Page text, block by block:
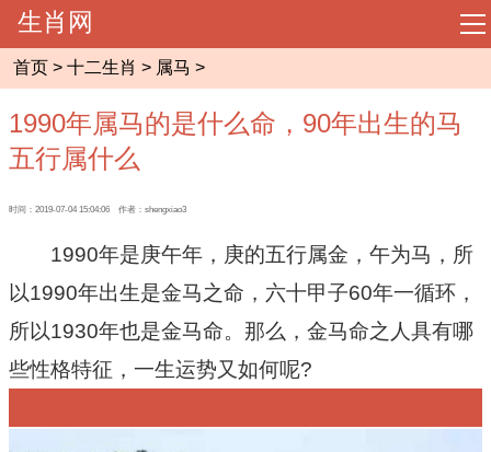
导
生肖网
相术大全
八字命理
首页 > 十二生肖 > 属马 >
1990年属马的是什么命，90年出生的马
五行属什么
时间：2019-07-04 15:04:06 作者：shengxiao3
1990年是庚午年，庚的五行属金，午为马，所
以1990年出生是金马之命，六十甲子60年一循环，
所以1930年也是金马命。那么，金马命之人具有哪
些性格特征，一生运势又如何呢?